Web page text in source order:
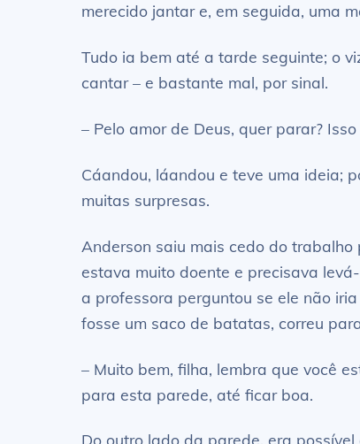
merecido jantar e, em seguida, uma
Tudo ia bem até a tarde seguinte; o
cantar – e bastante mal, por sinal.
– Pelo amor de Deus, quer parar?
Cáandou, láandou e teve uma ideia;
muitas surpresas.
Anderson saiu mais cedo do
estava muito doente e precisava
a professora perguntou se ele não
fosse um saco de batatas, correu
– Muito bem, filha, lembra que você
para esta parede, até ficar boa.
Do outro lado da parede, era